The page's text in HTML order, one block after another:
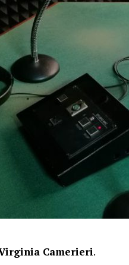
Camerieri.